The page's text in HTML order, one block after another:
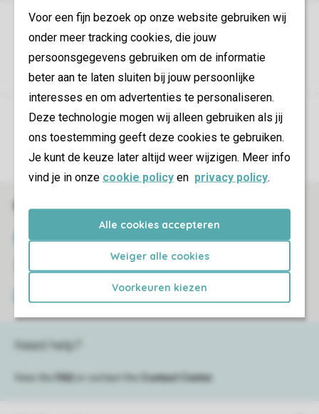
Voor een fijn bezoek op onze website gebruiken wij
onder meer tracking cookies, die jouw
persoonsgegevens gebruiken om de informatie
beter aan te laten sluiten bij jouw persoonlijke
interesses en om advertenties te personaliseren.
Deze technologie mogen wij alleen gebruiken als jij
ons toestemming geeft deze cookies te gebruiken.
Je kunt de keuze later altijd weer wijzigen. Meer info
vind je in onze cookie policy en privacy policy.
Alle cookies accepteren
Weiger alle cookies
Voorkeuren kiezen
Control over your own privacy
Book online securely and quickly
Need help?
View the FAQ or contact the Contact Center